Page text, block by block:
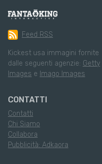
Feed RSS
Kickest usa immagini fornite
dalle seguenti agenzie: Getty
Images e Imago Images
CONTATTI
Contatti
Chi Siamo
Collabora
Pubblicità: Adkaora